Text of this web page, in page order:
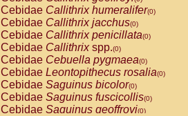
Cebidae Callithrix humeralifer(0)
Cebidae Callithrix jacchus(0)
Cebidae Callithrix penicillata(0)
Cebidae Callithrixspp.(0)
Cebidae Cebuella pygmaea(0)
Cebidae Leontopithecus rosalia(0)
Cebidae Saguinus bicolor(0)
Cebidae Saguinus fuscicollis(0)
Cebidae Saguinus geoffroyi(0)